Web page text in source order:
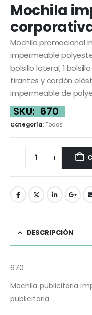
Mochila
Mochila promocional
impermeable
bolsillo lateral, 1
tirantes y cordón
impermeable de
SKU: 670
Categoría:Todos
DESCRIPCIÓN
670
Mochila publicitaria
publicitaria